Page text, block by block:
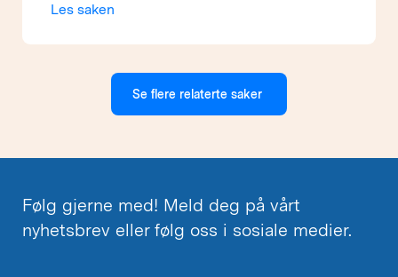
Les saken
Se flere relaterte saker
Følg gjerne med! Meld deg på vårt
nyhetsbrev eller følg oss i sosiale medier.